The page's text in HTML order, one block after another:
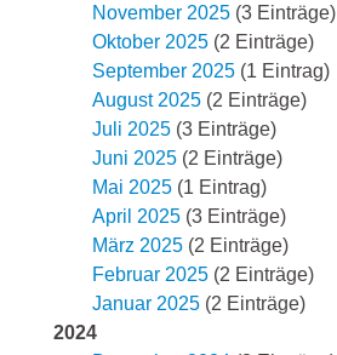
November 2025 (3 Einträge)
Oktober 2025 (2 Einträge)
September 2025 (1 Eintrag)
August 2025 (2 Einträge)
Juli 2025 (3 Einträge)
Juni 2025 (2 Einträge)
Mai 2025 (1 Eintrag)
April 2025 (3 Einträge)
März 2025 (2 Einträge)
Februar 2025 (2 Einträge)
Januar 2025 (2 Einträge)
2024